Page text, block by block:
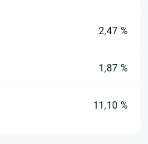
2,47 %
1,87 %
11,10 %